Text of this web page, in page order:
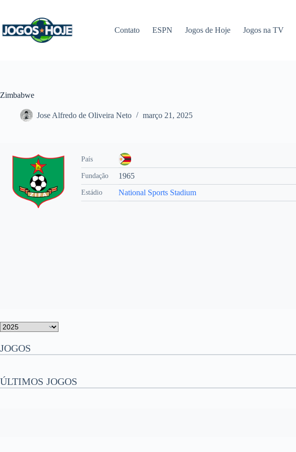
conteúdo
Contato ESPN Jogos de Hoje Jogos na TV
Zimbabwe
Jose Alfredo de Oliveira Neto março 21, 2025
País
Fundação 1965
Estádio National Sports Stadium
JOGOS
ÚLTIMOS JOGOS